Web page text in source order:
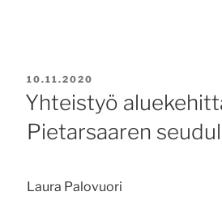
JULKAISTU
10.11.2020
Yhteistyö
Pietarsaaren
Laura Palovuori